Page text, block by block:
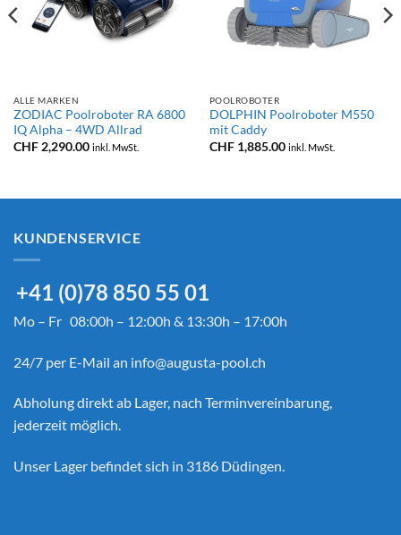
ALLE MARKEN
ZODIAC Poolroboter RA 6800
IQ Alpha – 4WD Allrad
CHF2,290.00 inkl. MwSt.
POOLROBOTER
DOLPHIN Poolroboter M550
mit Caddy
CHF1,885.00 inkl. MwSt.
KUNDENSERVICE
+41 (0)78 850 55 01
Mo – Fr 08:00h – 12:00h & 13:30h – 17:00h
24/7 per E-Mail an info@augusta-pool.ch
Abholung direkt ab Lager, nach Terminvereinbarung,
jederzeit möglich.
Unser Lager befindet sich in 3186 Düdingen.